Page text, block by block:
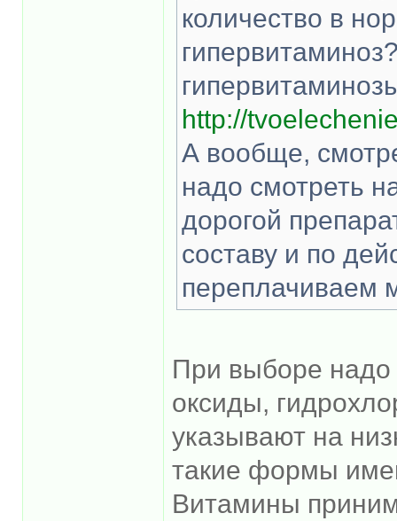
количество в
http://
А вообще,
надо смотреть
дорогой
составу и по
переплачиваем
При выборе надо
оксиды,
указывают на
такие формы
Витамины